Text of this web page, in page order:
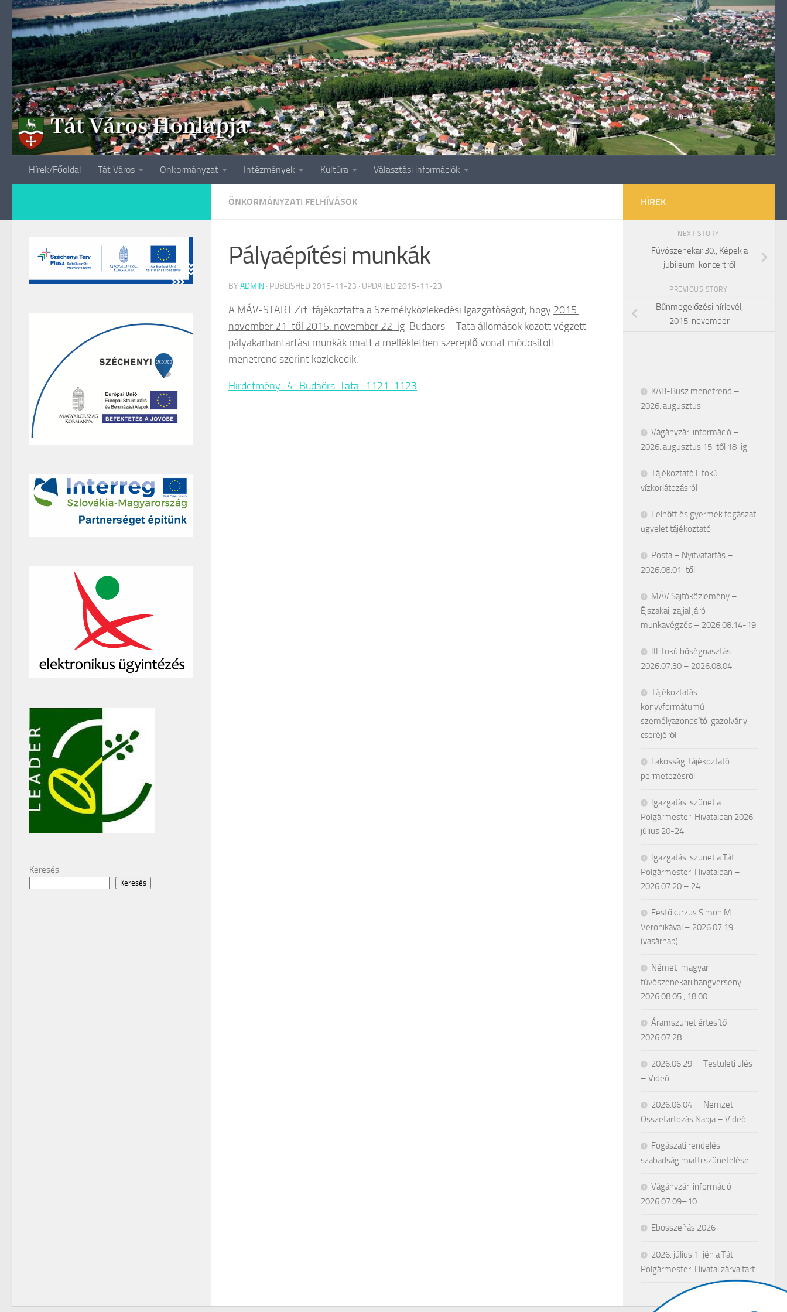
Skip to content
Hírek/Főoldal Tát Város Önkormányzat Intézmények Kultúra Választási információk
ÖNKORMÁNYZATI FELHÍVÁSOK
Pályaépítési munkák
BY ADMIN · PUBLISHED 2015-11-23 · UPDATED 2015-11-23
A MÁV-START Zrt. tájékoztatta a Személyközlekedési Igazgatóságot, hogy 2015.
november 21-től 2015. november 22-ig Budaörs – Tataállomások között végzett
pályakarbantartási munkák miatt a mellékletben szereplő vonat módosított
menetrend szerint közlekedik.
Hirdetmény_4_Budaörs-Tata_1121-1123
Keresés
Keresés
HÍREK
NEXT STORY
Fúvószenekar 30., Képek a
jubileumi koncertről
PREVIOUS STORY
Bűnmegelőzési hírlevél,
2015. november
KAB-Busz menetrend –
2026. augusztus
Vágányzári információ –
2026. augusztus 15-től 18-ig
Tájékoztató I. fokú
vízkorlátozásról
Felnőtt és gyermek fogászati
ügyelet tájékoztató
Posta – Nyitvatartás –
2026.08.01-től
MÁV Sajtóközlemény –
Éjszakai, zajjal járó
munkavégzés – 2026.08.14-19.
III. fokú hőségriasztás
2026.07.30 – 2026.08.04.
Tájékoztatás
könyvformátumú
személyazonosító igazolvány
cseréjéről
Lakossági tájékoztató
permetezésről
Igazgatási szünet a
Polgármesteri Hivatalban 2026.
július 20-24.
Igazgatási szünet a Táti
Polgármesteri Hivatalban –
2026.07.20 – 24.
Festőkurzus Simon M.
Veronikával – 2026.07.19.
(vasárnap)
Német-magyar
fúvószenekari hangverseny
2026.08.05., 18.00
Áramszünet értesítő
2026.07.28.
2026.06.29. – Testületi ülés
– Videó
2026.06.04. – Nemzeti
Összetartozás Napja – Videó
Fogászati rendelés
szabadság miatti szünetelése
Vágányzári információ
2026.07.09–10.
Ebösszeírás 2026
2026. július 1-jén a Táti
Polgármesteri Hivatal zárva tart